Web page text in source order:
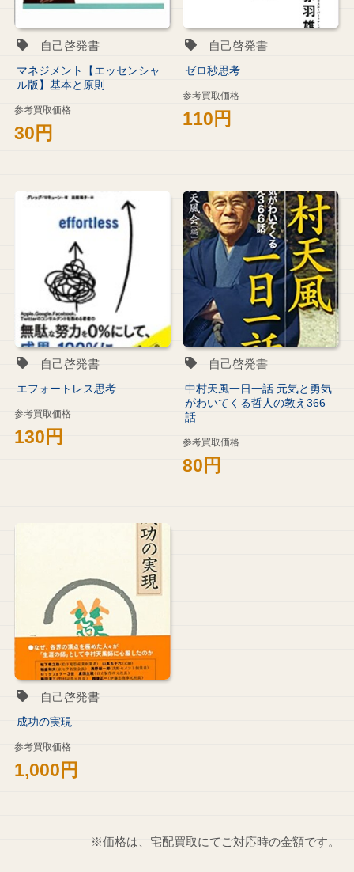
自己啓発書
マネジメント【エッセンシャ
ル版】基本と原則
参考買取価格
30円
自己啓発書
ゼロ秒思考
参考買取価格
110円
自己啓発書
エフォートレス思考
参考買取価格
130円
自己啓発書
中村天風一日一話 元気と勇気
がわいてくる哲人の教え366
話
参考買取価格
80円
自己啓発書
成功の実現
参考買取価格
1,000円
※価格は、宅配買取にてご対応時の金額です。